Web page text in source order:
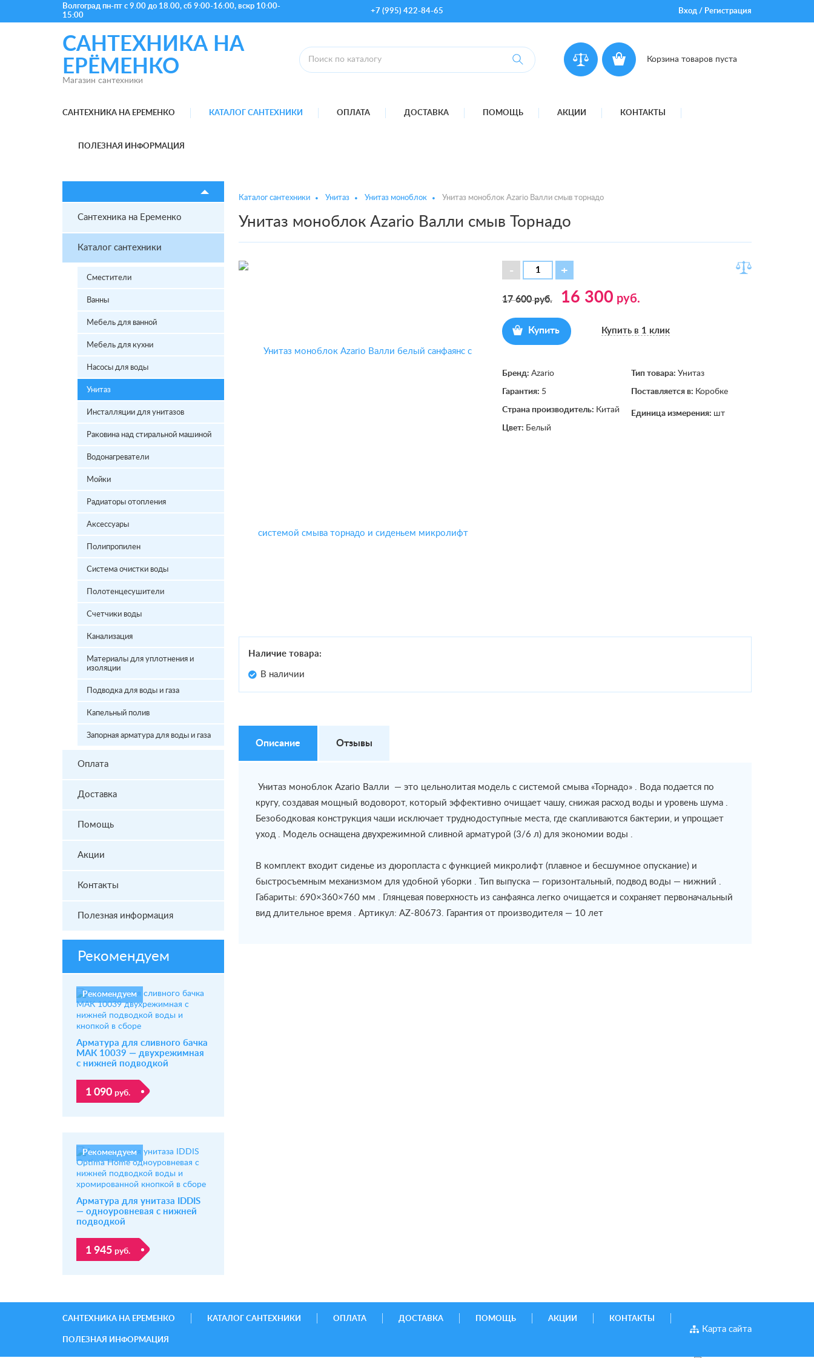
Волгоград пн-пт с 9.00 до 18.00, сб 9:00-16:00, вскр 10:00-
15:00
+7 (995) 422-84-65 Вход/ Регистрация
САНТЕХНИКА НА
ЕРЁМЕНКО
Магазин сантехники
Корзина товаров пуста
САНТЕХНИКА НА ЕРЕМЕНКО КАТАЛОГ САНТЕХНИКИ ОПЛАТА ДОСТАВКА ПОМОЩЬ АКЦИИ КОНТАКТЫ
ПОЛЕЗНАЯ ИНФОРМАЦИЯ
Сантехника на Еременко
Каталог сантехники
Сместители
Ванны
Мебель для ванной
Мебель для кухни
Насосы для воды
Унитаз
Инсталляции для унитазов
Раковина над стиральной машиной
Водонагреватели
Мойки
Радиаторы отопления
Аксессуары
Полипропилен
Система очистки воды
Полотенцесушители
Счетчики воды
Канализация
Материалы для уплотнения и
изоляции
Подводка для воды и газа
Капельный полив
Запорная арматура для воды и газа
Оплата
Доставка
Помощь
Акции
Контакты
Полезная информация
Рекомендуем
Рекомендуем
Арматура для сливного бачка
МАК 10039 — двухрежимная
с нижней подводкой
1 090 руб.
Рекомендуем
Арматура для унитаза IDDIS
— одноуровневая с нижней
подводкой
1 945 руб.
Каталог сантехники Унитаз Унитаз моноблок Унитаз моноблок Azario Валли смыв торнадо
Унитаз моноблок Azario Валли смыв Торнадо
17 600руб. 16 300 руб.
Купить Купить в 1 клик
Бренд:Azario
Гарантия: 5
Страна производитель: Китай
Цвет: Белый
Тип товара:Унитаз
Поставляется в: Коробке
Единица измерения: шт
Наличие товара:
В наличии
Описание Отзывы
Унитаз моноблок Azario Валли — это цельнолитая модель с системой смыва «Торнадо» . Вода подается по
кругу, создавая мощный водоворот, который эффективно очищает чашу, снижая расход воды и уровень шума .
Безободковая конструкция чаши исключает труднодоступные места, где скапливаются бактерии, и упрощает
уход . Модель оснащена двухрежимной сливной арматурой (3/6 л) для экономии воды .
В комплект входит сиденье из дюропласта с функцией микролифт (плавное и бесшумное опускание) и
быстросъемным механизмом для удобной уборки . Тип выпуска — горизонтальный, подвод воды — нижний .
Габариты: 690×360×760 мм . Глянцевая поверхность из санфаянса легко очищается и сохраняет первоначальный
вид длительное время . Артикул: AZ-80673. Гарантия от производителя — 10 лет
САНТЕХНИКА НА ЕРЕМЕНКО КАТАЛОГ САНТЕХНИКИ ОПЛАТА ДОСТАВКА ПОМОЩЬ АКЦИИ КОНТАКТЫ
ПОЛЕЗНАЯ ИНФОРМАЦИЯ
Карта сайта